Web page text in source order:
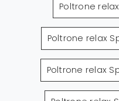
Poltrone
Poltrone relax
Poltrone relax